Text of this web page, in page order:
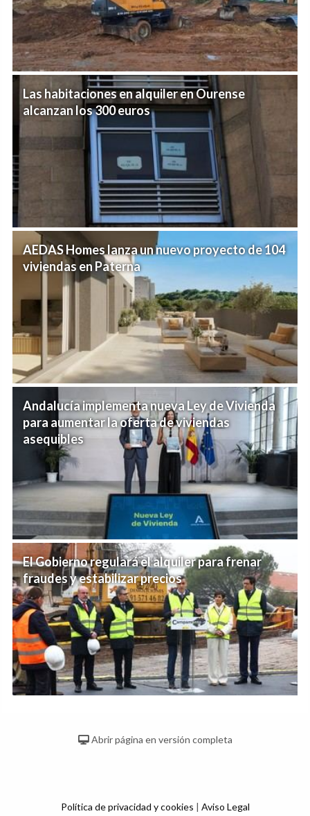
Las habitaciones en alquiler en Ourense
alcanzan los 300 euros
AEDAS Homes lanza un nuevo proyecto de 104
viviendas en Paterna
Andalucía implementa nueva Ley de Vivienda
para aumentar la oferta de viviendas
asequibles
El Gobierno regulará el alquiler para frenar
fraudes y estabilizar precios
Abrir página en versión completa
Política de privacidad y cookies | Aviso Legal